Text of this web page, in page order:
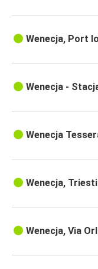
Wenecja, Port
Wenecja -
Wenecja
Wenecja,
Wenecja, Via